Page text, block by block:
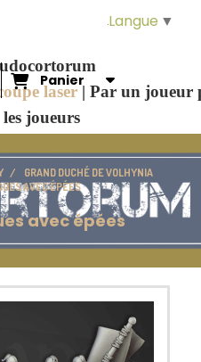
laser |Par un joueur
les joueurs
Panier
GRAND DUCHÉ DE VOLHYNIA
AVEC ÉPÉES
avec épées
Langue ▼